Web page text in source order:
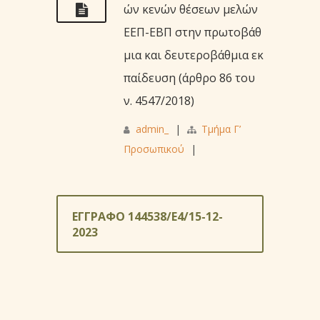
ών κενών θέσεων μελών
ΕΕΠ-ΕΒΠ στην πρωτοβάθ
μια και δευτεροβάθμια εκ
παίδευση (άρθρο 86 του
ν. 4547/2018)
admin_ |
Τμήμα Γ’
Προσωπικού
|
ΕΓΓΡΑΦΟ 144538/Ε4/15-12-
2023